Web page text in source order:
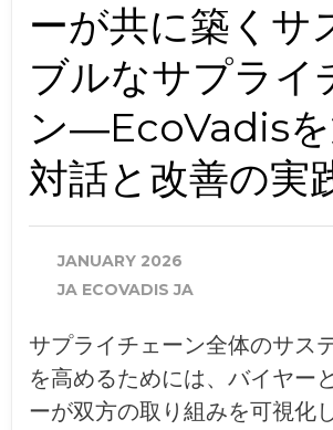
ーが共に築くサ
ブルなサプライ
ン―EcoVadisを
対話と改善の実
JANUARY 2026
JA ECOVADIS JA
サプライチェーン全体のサス
を高めるためには、バイヤー
ーが双方の取り組みを可視化